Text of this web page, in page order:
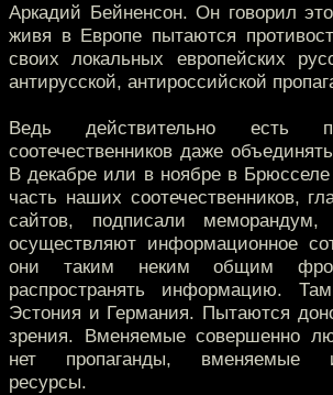
Аркадий Бейненсон. Он говорил
живя в Европе пытаются
своих локальных европейских
антирусской, антироссийской
Ведь действительно есть
соотечественников даже
В декабре или в ноябре в Брюсселе
часть наших соотечественников,
сайтов, подписали
осуществляют информационное
они таким неким общим
распространять информацию.
Эстония и Германия. Пытаются
зрения. Вменяемые совершенно
нет пропаганды, вменяемые
ресурсы.